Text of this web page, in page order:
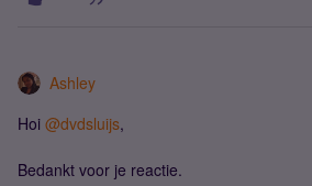
Ashley
Hoi @dvdsluijs,
Bedankt voor je reactie.